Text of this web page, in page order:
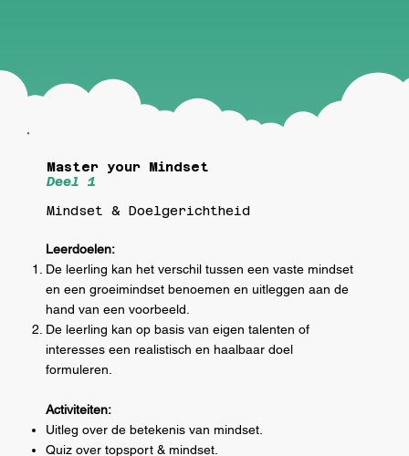
Master your Mindset
Deel 1
Mindset & Doelgerichtheid
Leerdoelen:
De leerling kan het verschil tussen een vaste mindset
en een groeimindset benoemen en uitleggen aan de
hand van een voorbeeld.
De leerling kan op basis van eigen talenten of
interesses een realistisch en haalbaar doel
formuleren.
Activiteiten:
Uitleg over de betekenis van mindset.
Quiz over topsport & mindset.